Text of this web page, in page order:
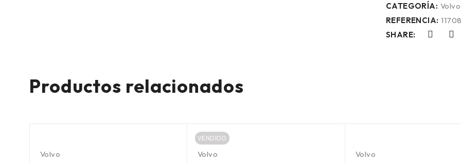
CATEGORÍA: Volvo
REFERENCIA:
SHARE:
Productos relacionados
Volvo
VENDIDO
Volvo
Volvo